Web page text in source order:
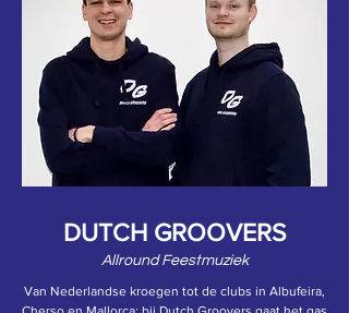
DUTCH GROOVERS
Allround Feestmuziek
Van Nederlandse kroegen tot de clubs in Albufeira,